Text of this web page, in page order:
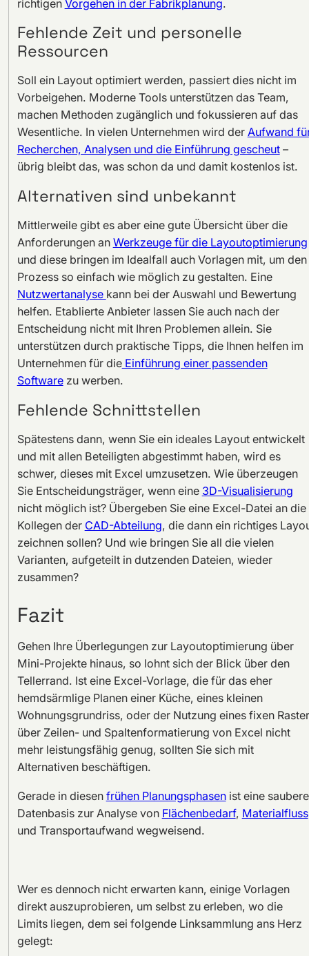
richtigen Vorgehen in der Fabrikplanung.
Fehlende Zeit und personelle
Ressourcen
Soll ein Layout optimiert werden, passiert dies nicht im
Vorbeigehen. Moderne Tools unterstützen das Team,
machen Methoden zugänglich und fokussieren auf das
Wesentliche. In vielen Unternehmen wird der Aufwand
Recherchen, Analysen und die Einführung gescheut–
übrig bleibt das, was schon da und damit kostenlos ist.
Alternativen sind unbekannt
Mittlerweile gibt es aber eine gute Übersicht über die
Anforderungen an Werkzeuge für die Layoutoptimierung
und diese bringen im Idealfall auch Vorlagen mit, um den
Prozess so einfach wie möglich zu gestalten. Eine
Nutzwertanalyse kann bei der Auswahl und Bewertung
helfen. Etablierte Anbieter lassen Sie auch nach der
Entscheidung nicht mit Ihren Problemen allein. Sie
unterstützen durch praktische Tipps, die Ihnen helfen im
Unternehmen für dieEinführung einer passenden
Softwarezu werben.
Fehlende Schnittstellen
Spätestens dann, wenn Sie ein ideales Layout entwickelt
und mit allen Beteiligten abgestimmt haben, wird es
schwer, dieses mit Excel umzusetzen. Wie überzeugen
Sie Entscheidungsträger, wenn eine 3D-Visualisierung
nicht möglich ist? Übergeben Sie eine Excel-Datei an die
Kollegen der CAD-Abteilung, die dann ein richtiges
zeichnen sollen? Und wie bringen Sie all die vielen
Varianten, aufgeteilt in dutzenden Dateien, wieder
zusammen?
Fazit
Gehen Ihre Überlegungen zur Layoutoptimierung über
Mini-Projekte hinaus, so lohnt sich der Blick über den
Tellerrand. Ist eine Excel-Vorlage, die für das eher
hemdsärmlige Planen einer Küche, eines kleinen
Wohnungsgrundriss, oder der Nutzung eines fixen
über Zeilen- und Spaltenformatierung von Excel nicht
mehr leistungsfähig genug, sollten Sie sich mit
Alternativen beschäftigen.
Gerade in diesen frühen Planungsphasenist eine saubere
Datenbasis zur Analyse von Flächenbedarf, Materialfluss
und Transportaufwand wegweisend.
Wer es dennoch nicht erwarten kann, einige Vorlagen
direkt auszuprobieren, um selbst zu erleben, wo die
Limits liegen, dem sei folgende Linksammlung ans Herz
gelegt: